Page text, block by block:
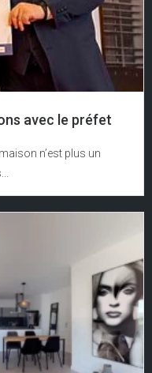
avec le préfet
n’est plus un